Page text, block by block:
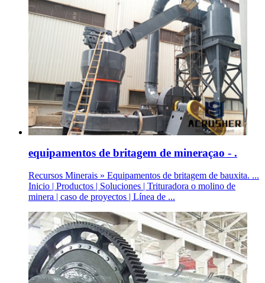
equipamentos de britagem de mineraçao - .
Recursos Minerais » Equipamentos de britagem de bauxita. ...
Inicio | Productos | Soluciones | Trituradora o molino de
minera | caso de proyectos | Línea de ...